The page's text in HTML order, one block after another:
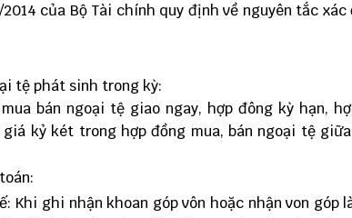
của Bộ Tài chính quy định về nguyên tắc
tệ phát sinh trong kỳ:
bán ngoại tệ giao ngay, hợp đông kỳ hạn,
kỷ két trong hợp đồng mua, bán ngoại tệ
ghi nhận khoan góp vôn hoặc nhận von góp